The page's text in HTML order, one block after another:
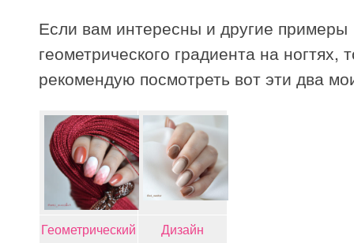
Если вам интересны и другие примеры
геометрического градиента на ногтях,
рекомендую посмотреть вот эти два
Геометрический
Дизайн